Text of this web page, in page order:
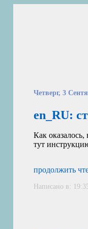
Четверг, 3
en_RU:
Как оказалось,
тут
продолжить
Написано в: